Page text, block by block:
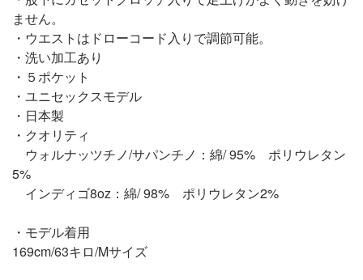
ません。
・ウエストはドローコード入りで調節可能。
・洗い加工あり
・５ポケット
・ユニセックスモデル
・日本製
・クオリティ
ウォルナッツチノ/サパンチノ：綿/ 95% ポリウレタン
5%
インディゴ8oz：綿/ 98% ポリウレタン2%
・モデル着用
169cm/63キロ/Mサイズ